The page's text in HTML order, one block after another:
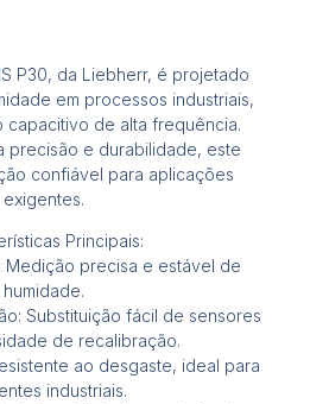
P30, da Liebherr, é projetado
em processos industriais,
capacitivo de alta frequência.
precisão e durabilidade, este
confiável para aplicações
exigentes.
Principais:
Medição precisa e estável de
humidade.
Substituição fácil de sensores
de recalibração.
ao desgaste, ideal para
industriais.